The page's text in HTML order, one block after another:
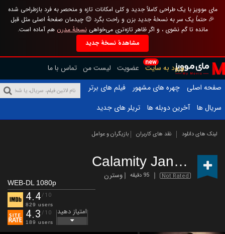
مای موویز با یک طراحی کاملاً جدید و کلی امکانات تازه و منحصر به فرد بازطراحی شده
🎉 حتماً یک سر به نسخهٔ جدید بزن و راحت بگرد 😊 چیدمان صفحهٔ اصلی مثل قبل
مانده تا گم نشوی ، و اگر ظاهر تازه‌تری می‌خواهینسخهٔ مدرن هم آماده است.
مشاهدهٔ نسخهٔ جدید
new
ورود به سایت عضویت لیست من تماس با ما
صفحه اصلی
چهره های مشهور
فیلم های برتر
سریال ها
آخرین دوبله ها تریلر های جدید
لینک های دانلود نقد های کاربران بازیگران و عوامل
Calamity Jane (2024)
Not Rated 95 دقیقه وسترن
WEB-DL 1080p
4.4/10
829 users
4.3 /10
189 users
امتیاز دهید